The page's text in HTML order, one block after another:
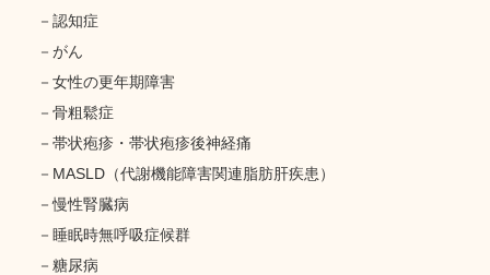
認知症
がん
女性の更年期障害
骨粗鬆症
帯状疱疹・帯状疱疹後神経痛
MASLD（代謝機能障害関連脂肪肝疾患）
慢性腎臓病
睡眠時無呼吸症候群
糖尿病